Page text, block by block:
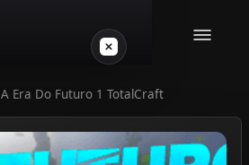
A Era Do Futuro 1 TotalCraft